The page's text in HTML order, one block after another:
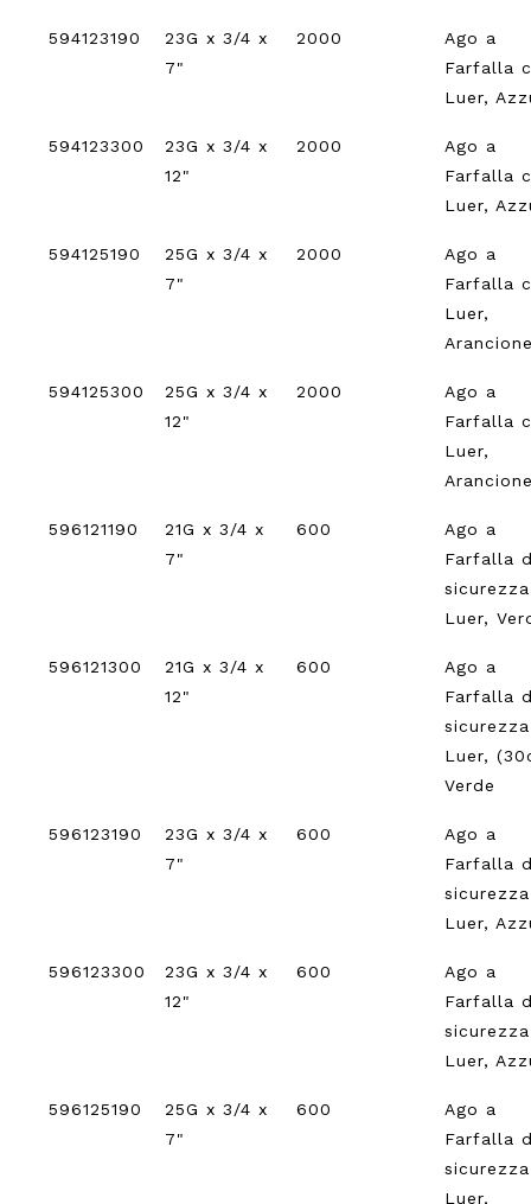
594123190
23G x 3/4 x
7"
2000
Ago a
Farfalla
Luer,
594123300
23G x 3/4 x
12"
2000
Ago a
Farfalla
Luer,
594125190
25G x 3/4 x
7"
2000
Ago a
Farfalla
Luer,
594125300
25G x 3/4 x
12"
2000
Ago a
Farfalla
Luer,
596121190
21G x 3/4 x
7"
600
Ago a
Farfalla
Luer,
596121300
21G x 3/4 x
12"
600
Ago a
Farfalla
Luer,
Verde
596123190
23G x 3/4 x
7"
600
Ago a
Farfalla
Luer,
596123300
23G x 3/4 x
12"
600
Ago a
Farfalla
Luer,
596125190
25G x 3/4 x
7"
600
Ago a
Farfalla
Luer,